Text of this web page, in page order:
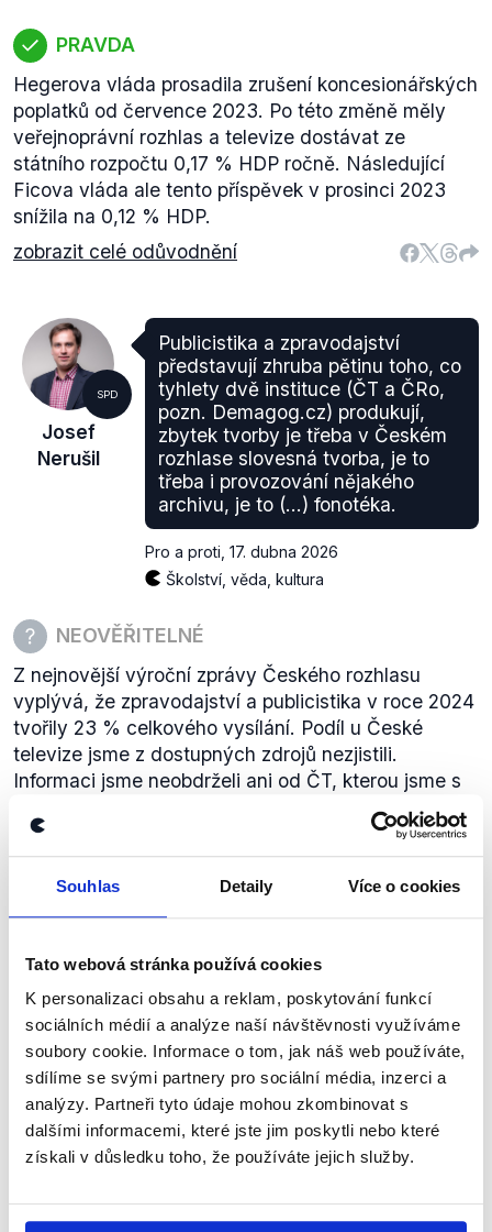
Souhlas Detaily Více o cookies
Tato webová stránka používá cookies
K personalizaci obsahu a reklam, poskytování funkcí
sociálních médií a analýze naší návštěvnosti využíváme
soubory cookie. Informace o tom, jak náš web používáte,
sdílíme se svými partnery pro sociální média, inzerci a
analýzy. Partneři tyto údaje mohou zkombinovat s
dalšími informacemi, které jste jim poskytli nebo které
získali v důsledku toho, že používáte jejich služby.
PRAVDA
Hegerova vláda prosadila zrušení koncesionářských
poplatků od července 2023. Po této změně měly
veřejnoprávní rozhlas a televize dostávat ze
státního rozpočtu 0,17 % HDP ročně. Následující
Ficova vláda ale tento příspěvek v prosinci 2023
snížila na 0,12 % HDP.
zobrazit celé odůvodnění
SPD
Josef
Nerušil
Publicistika a zpravodajství
představují zhruba pětinu toho, co
tyhlety dvě instituce (ČT a ČRo,
pozn. Demagog.cz) produkují,
zbytek tvorby je třeba v Českém
rozhlase slovesná tvorba, je to
třeba i provozování nějakého
archivu, je to (…) fonotéka.
Pro a proti 17. dubna 2026
Školství, věda, kultura
NEOVĚŘITELNÉ
Z nejnovější výroční zprávy Českého rozhlasu
vyplývá, že zpravodajství a publicistika v roce 2024
tvořily 23 % celkového vysílání. Podíl u České
televize jsme z dostupných zdrojů nezjistili.
Informaci jsme neobdrželi ani od ČT, kterou jsme s
zobrazit celé odůvodnění
Josef
Nerušil
zrušení koncesionářských
poplatků, pozn. Demagog.cz)
zaveden koeficient toho, jak by se
měl koncesionářský poplatek
navyšovat.
Pro a proti ,
17. dubna 2026
Školství, věda, kultura
Nerušil mluví o vládním návrhu zákona, jehož cílem